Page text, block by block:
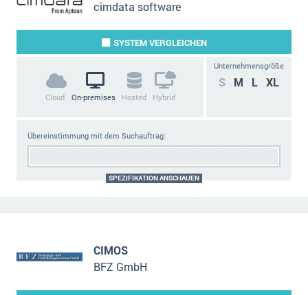
cimdata software
SYSTEMVERGLEICHEN
Cloud On-premises Hosted Hybrid
Unternehmensgröße
S M L XL
Übereinstimmung mit dem Suchauftrag:
SPEZIFIKATION ANSCHAUEN
CIMOS
BFZ GmbH